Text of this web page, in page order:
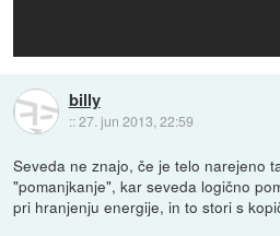
billy
::27. jun 2013, 22:59
Seveda ne znajo, če je telo narejeno
"pomanjkanje", kar seveda logično
pri hranjenju energije, in to stori s